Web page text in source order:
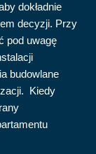
dokładnie
decyzji. Przy
pod uwagę
budowlane
Kiedy